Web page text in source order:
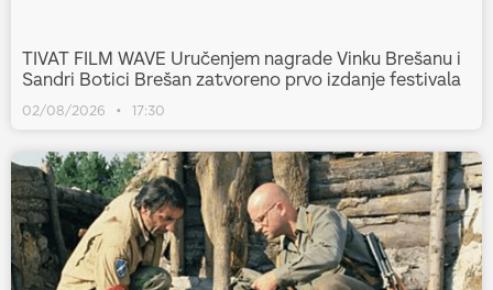
TIVAT FILM WAVE Uručenjem nagrade Vinku Brešanu i
Sandri Botici Brešan zatvoreno prvo izdanje festivala
02/08/2026 17:30